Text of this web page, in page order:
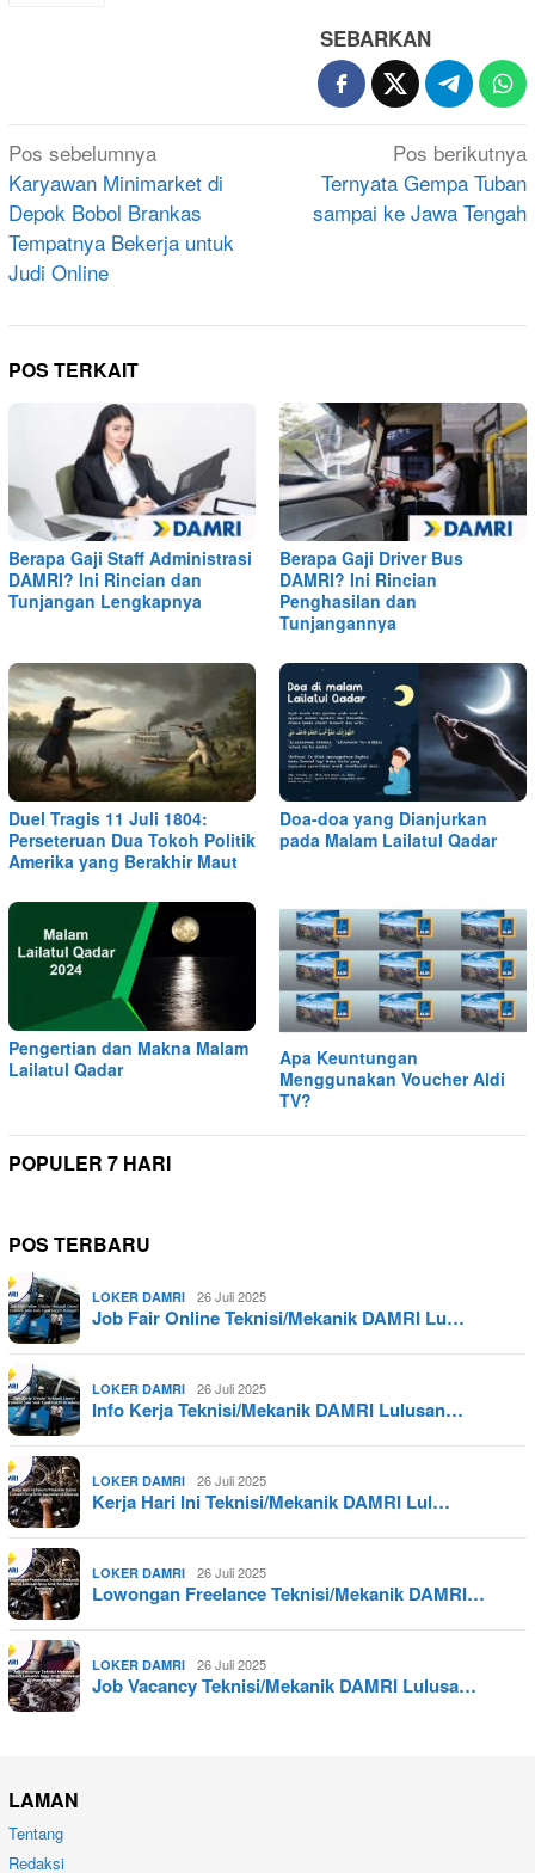
SEBARKAN
Navigasi
pos
Pos sebelumnya
Karyawan Minimarket di
Depok Bobol Brankas
Tempatnya Bekerja untuk
Judi Online
Pos berikutnya
Ternyata Gempa Tuban
sampai ke Jawa Tengah
POS TERKAIT
Berapa Gaji Staff Administrasi
DAMRI? Ini Rincian dan
Tunjangan Lengkapnya
Berapa Gaji Driver Bus
DAMRI? Ini Rincian
Penghasilan dan
Tunjangannya
Duel Tragis 11 Juli 1804:
Perseteruan Dua Tokoh Politik
Amerika yang Berakhir Maut
Doa-doa yang Dianjurkan
pada Malam Lailatul Qadar
Pengertian dan Makna Malam
Lailatul Qadar
Apa Keuntungan
Menggunakan Voucher Aldi
TV?
POPULER 7 HARI
POS TERBARU
LOKER DAMRI 26 Juli 2025
Job Fair Online Teknisi/Mekanik DAMRI Lu…
LOKER DAMRI 26 Juli 2025
Info Kerja Teknisi/Mekanik DAMRI Lulusan…
LOKER DAMRI 26 Juli 2025
Kerja Hari Ini Teknisi/Mekanik DAMRI Lul…
LOKER DAMRI 26 Juli 2025
Lowongan Freelance Teknisi/Mekanik DAMRI…
LOKER DAMRI 26 Juli 2025
Job Vacancy Teknisi/Mekanik DAMRI Lulusa…
LAMAN
Tentang
Redaksi